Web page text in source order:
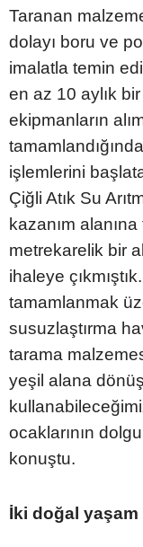
Taranan
dolayı boru ve
imalatla temin
en az 10 aylık
ekipmanların
işlemlerini
Çiğli Atık Su
kazanım
metrekarelik bir
ihaleye
tamamlanmak
susuzlaştırma
tarama
yeşil alana
ocaklarının
konuştu.
İki doğal yaşam